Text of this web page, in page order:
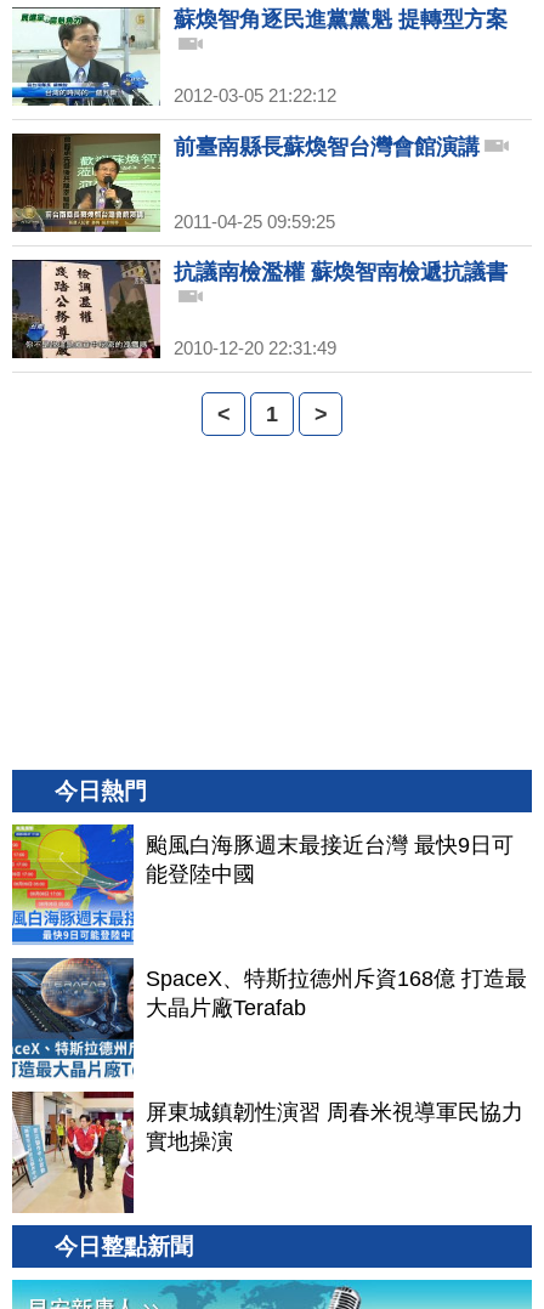
蘇煥智角逐民進黨黨魁 提轉型方案
2012-03-05 21:22:12
前臺南縣長蘇煥智台灣會館演講
2011-04-25 09:59:25
抗議南檢濫權 蘇煥智南檢遞抗議書
2010-12-20 22:31:49
< 1 >
今日熱門
颱風白海豚週末最接近台灣 最快9日可
能登陸中國
SpaceX、特斯拉德州斥資168億 打造最
大晶片廠Terafab
屏東城鎮韌性演習 周春米視導軍民協力
實地操演
今日整點新聞